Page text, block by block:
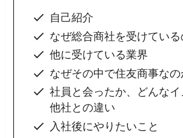
自己紹介
なぜ総合商社を受けている
他に受けている業界
なぜその中で住友商事なの
社員と会ったか、どんなイ
他社との違い
入社後にやりたいこと